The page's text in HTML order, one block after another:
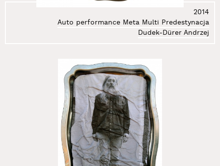
2014
Auto performance Meta Multi Predestynacja
Dudek-Dürer Andrzej